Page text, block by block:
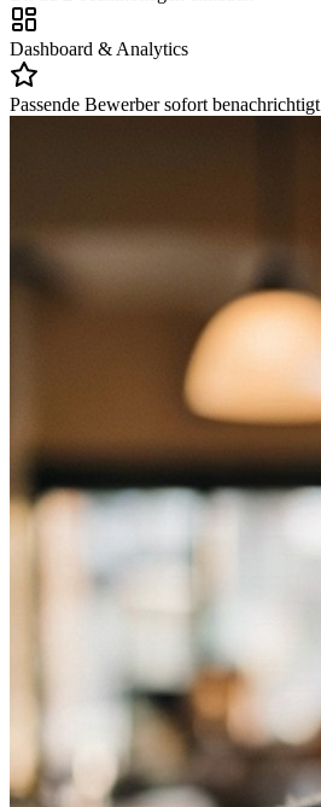
Dashboard & Analytics
Passende Bewerber sofort benachrichtigt